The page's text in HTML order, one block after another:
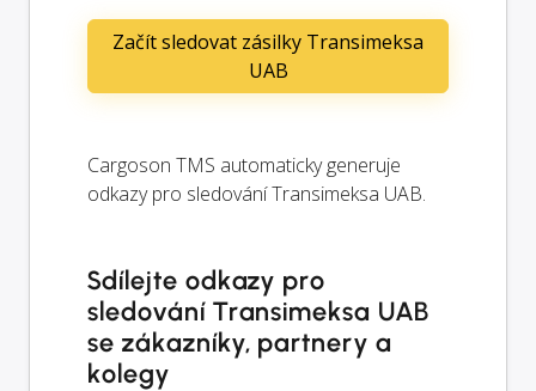
Začít sledovat zásilky Transimeksa
UAB
Cargoson TMS automaticky generuje
odkazy pro sledování Transimeksa UAB.
Sdílejte odkazy pro
sledování Transimeksa UAB
se zákazníky, partnery a
kolegy